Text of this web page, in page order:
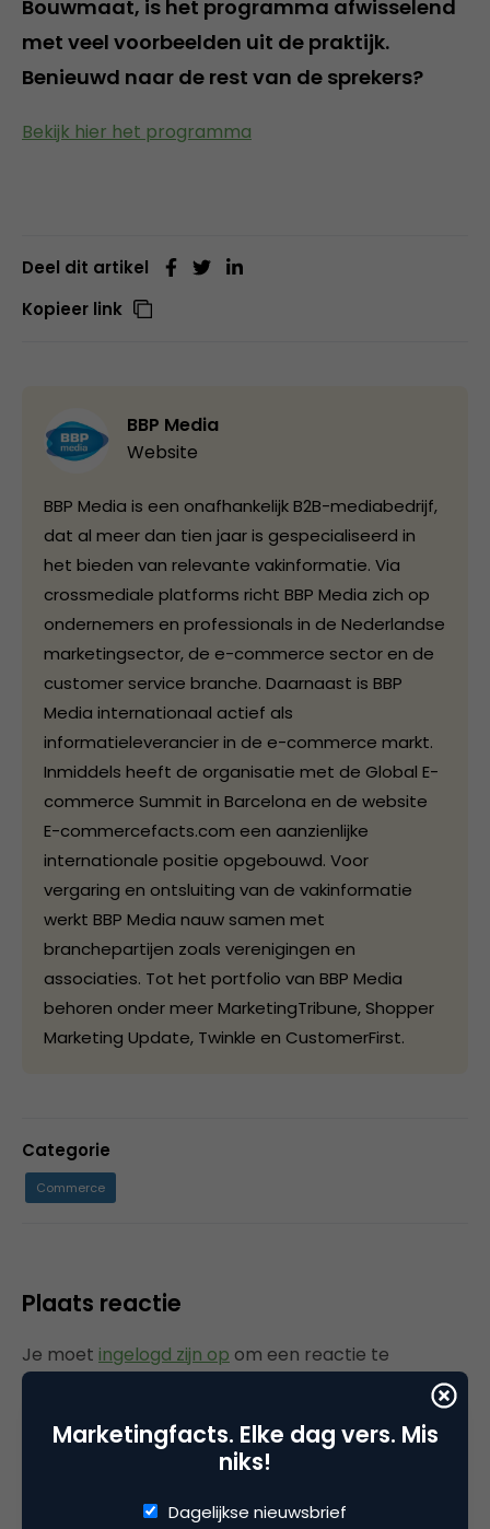
Bouwmaat, is het programma afwisselend
met veel voorbeelden uit de praktijk.
Benieuwd naar de rest van de sprekers?
Bekijk hier het programma
Deel dit artikel
Kopieer link
BBP Media
Website
BBP Media is een onafhankelijk B2B-mediabedrijf,
dat al meer dan tien jaar is gespecialiseerd in
het bieden van relevante vakinformatie. Via
crossmediale platforms richt BBP Media zich op
ondernemers en professionals in de Nederlandse
marketingsector, de e-commerce sector en de
customer service branche. Daarnaast is BBP
Media internationaal actief als
informatieleverancier in de e-commerce markt.
Inmiddels heeft de organisatie met de Global E-
commerce Summit in Barcelona en de website
E-commercefacts.com een aanzienlijke
internationale positie opgebouwd. Voor
vergaring en ontsluiting van de vakinformatie
werkt BBP Media nauw samen met
branchepartijen zoals verenigingen en
associaties. Tot het portfolio van BBP Media
behoren onder meer MarketingTribune, Shopper
Marketing Update, Twinkle en CustomerFirst.
Categorie
Commerce
Plaats reactie
Je moet ingelogd zijn op om een reactie te
plaatsen.
Gerelateerde artikelen
Marketingfacts. Elke dag vers. Mis
niks!
Dagelijkse nieuwsbrief